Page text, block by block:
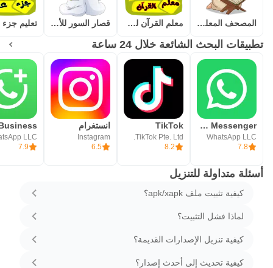
المصحف المعلم للاطفال (جزء عم) معلم القرآن للاطفال (بدون نت) قصار السور للأطفال بدون نت
تطبيقات البحث الشائعة خلال 24 ساعة
WhatsApp Messenger - واتساب مسنجر
WhatsApp LLC
7.8
TikTok
TikTok Pte. Ltd.
8.2
انستغرام
Instagram
6.5
LLC
7.9
أسئلة متداولة للتنزيل
كيفية تثبيت ملف apk/xapk؟
لماذا فشل التثبيت؟
كيفية تنزيل الإصدارات القديمة؟
كيفية تحديث إلى أحدث إصدار؟